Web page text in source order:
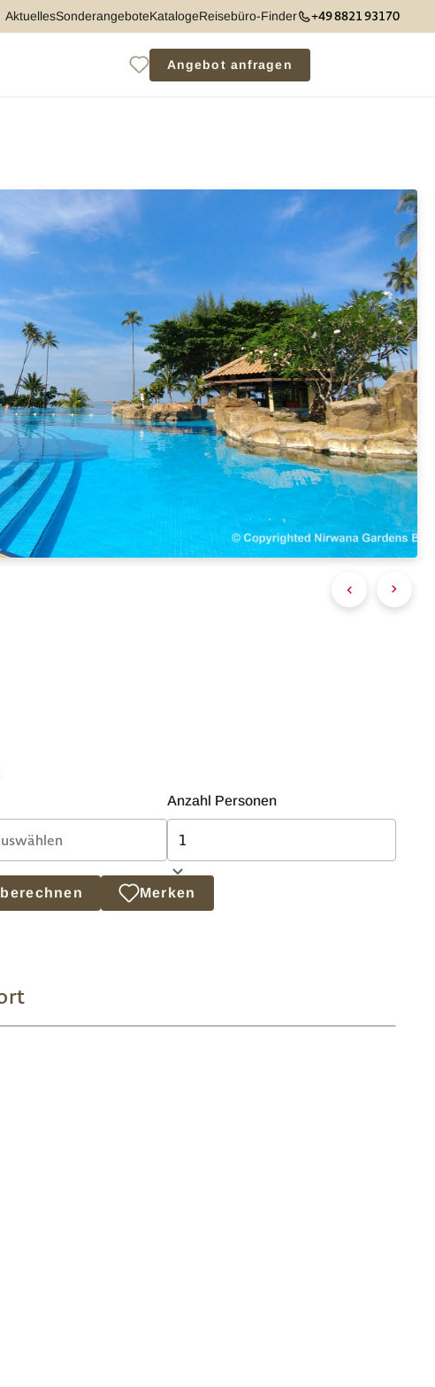
AktuellesSonderangeboteKatalogeReisebüro-Finder +49 8821 93170
Angebot anfragen
Anzahl Personen
Merken